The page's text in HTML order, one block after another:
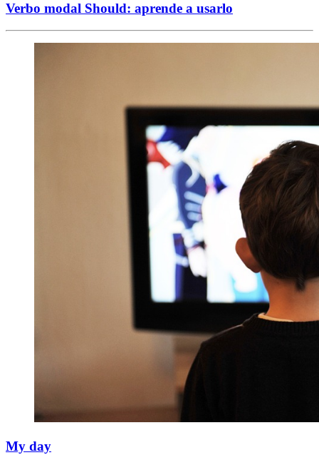
Verbo modal Should: aprende a usarlo
My day